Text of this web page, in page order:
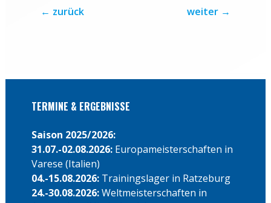
← zurück weiter →
TERMINE & ERGEBNISSE
Saison 2025/2026:
31.07.-02.08.2026:Europameisterschaften in
Varese (Italien)
04.-15.08.2026: Trainingslager in Ratzeburg
24.-30.08.2026:Weltmeisterschaften in